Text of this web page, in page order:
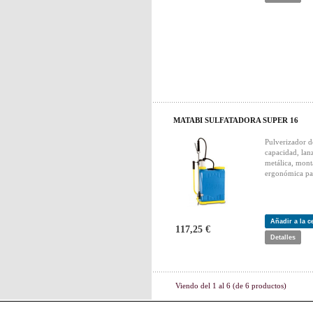
MATABI SULFATADORA SUPER 16
Pulverizador
capacidad,
metálica,
ergonómica
117,25 €
Añadir a la
Detalles
Viendo del 1 al 6 (de 6 productos)